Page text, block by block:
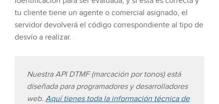
tu cliente tiene un agente o comercial asignado, el
servidor devolverá el código correspondiente al tipo de
desvío a realizar.
Nuestra API DTMF (marcación por tonos) está
diseñada para programadores y desarrolladores
web. Aquí tienes toda la información técnica de